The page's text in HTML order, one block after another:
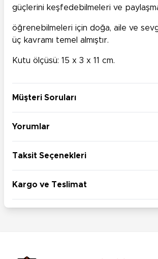
güçlerini keşfedebilmeleri ve
öğrenebilmeleri için doğa, aile ve
üç kavramı temel almıştır.
Kutu ölçüsü: 15 x 3 x 11 cm.
Müşteri Soruları
Yorumlar
Taksit Seçenekleri
Kargo ve Teslimat